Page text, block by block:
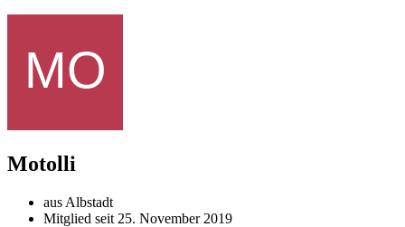
Motolli
aus Albstadt
Mitglied seit 25. November 2019